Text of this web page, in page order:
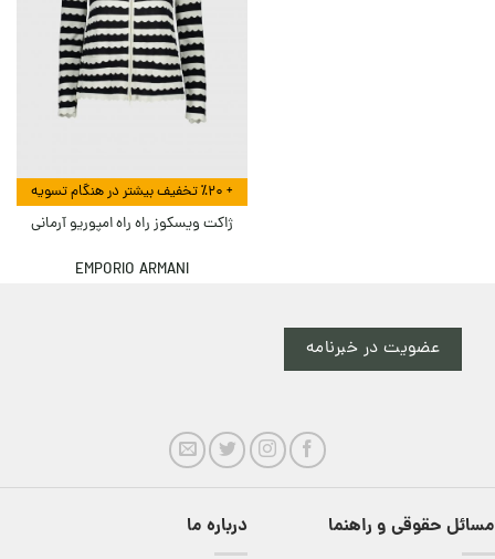
+ ٪۲۰ تخفیف بیشتر در هنگام تسویه
ژاکت ویسکوز راه راه امپوریو آرمانی
EMPORIO ARMANI
عضویت در خبرنامه
مسائل حقوقی و راهنما درباره ما